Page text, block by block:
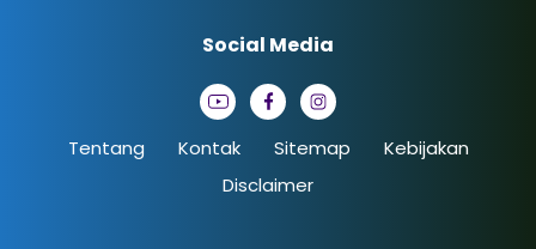
Tentang Kontak Sitemap
Kebijakan
Disclaimer
Social Media